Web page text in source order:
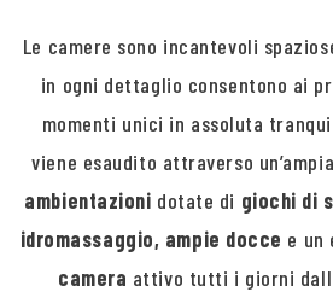
Le camere sono incantevoli
in ogni dettaglio consentono ai
momenti unici in assoluta
viene esaudito attraverso
ambientazioni dotate di giochi di
idromassaggio, ampie docce e un
camera attivo tutti i giorni